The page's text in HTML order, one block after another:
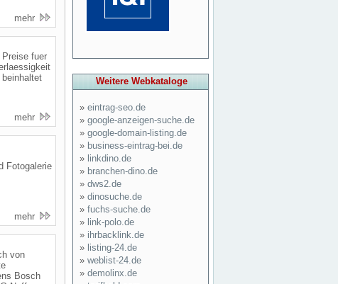
mehr
Preise fuer
mehr
Fotogalerie
mehr
von
Bosch
Weitere Webkataloge
» eintrag-seo.de
» google-anzeigen-suche.de
» google-domain-listing.de
» business-eintrag-bei.de
» linkdino.de
» branchen-dino.de
» dws2.de
» dinosuche.de
» fuchs-suche.de
» link-polo.de
» ihrbacklink.de
» listing-24.de
» weblist-24.de
» demolinx.de